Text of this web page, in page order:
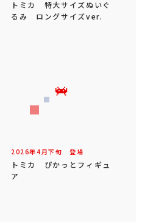
トミカ 特大サイズぬいぐ
るみ ロングサイズver.
2026年4 月下旬 登場
トミカ ぴかっとフィギュ
ア